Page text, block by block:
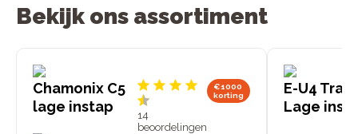
Bekijk ons assortiment
Chamonix C5
lage instap
14
beoordelingen
€1000
korting
E-U4
Lage